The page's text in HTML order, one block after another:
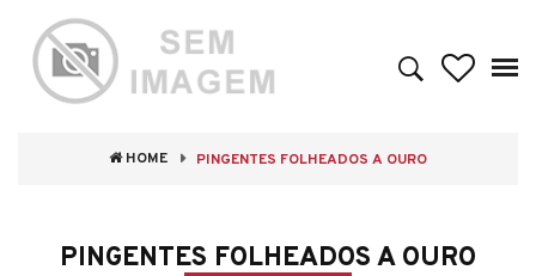
HOME PINGENTES FOLHEADOS A OURO
PINGENTES FOLHEADOS A OURO